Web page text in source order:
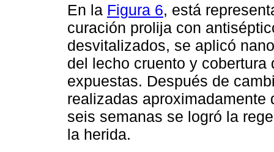
En la Figura 6, está
curación prolija con
desvitalizados, se aplicó
del lecho cruento y
expuestas. Después de
realizadas
seis semanas se logró la
la herida.